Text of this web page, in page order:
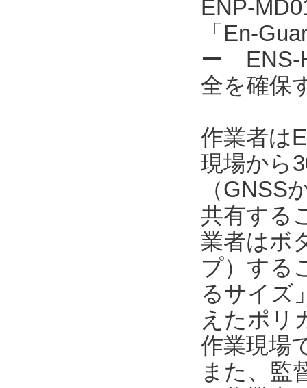
ENP-
「En-
ー ENS-
全を確保
作業者は
現場から
（GNSS
共有する
業者はボ
プ）する
るサイズ
えたポリ
作業現場
また、監